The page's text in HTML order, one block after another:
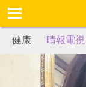
健康 晴報電視